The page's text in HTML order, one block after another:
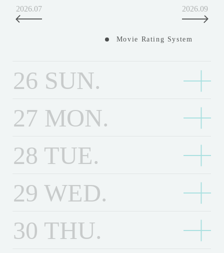
2026.07 2026.09
Movie Rating System
26 SUN.
安
詳
獸
4
修
復
l
e
安詳之獸 4K修復 Elegant Beast 4K version）
14:00
末
皇
帝
4
K
toration
16:30
Third floor
蜂
蜜
蜂蜜之夏 The Wonders
20:50
27 MON.
28 TUE.
世
界
主
人
世界的主人 The World of Love
14:00
蜂
16:30
29WED.
未
來
未來 MIRAI
14:00
30 THU.